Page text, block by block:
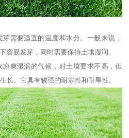
需要适宜的温度和水分。一般来说，
容易发芽，同时需要保持土壤湿润。
爽湿润的气候，对土壤要求不高，但
长。它具有较强的耐寒性和耐旱性。